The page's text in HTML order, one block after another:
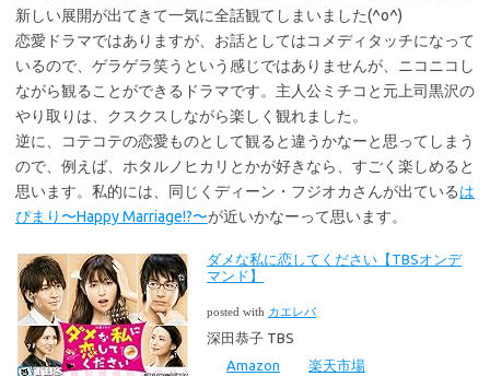
新しい展開が出てきて一気に全話観てしまいました(^o^)
恋愛ドラマではありますが、お話としてはコメディタッチになって
いるので、ゲラゲラ笑うという感じではありませんが、ニコニコし
ながら観ることができるドラマです。主人公ミチコと元上司黒沢の
やり取りは、クスクスしながら楽しく観れました。
逆に、コテコテの恋愛ものとして観ると違うかなーと思ってしまう
ので、例えば、ホタルノヒカリとかが好きなら、すごく楽しめると
思います。私的には、同じくディーン・フジオカさんが出ているは
ぴまり〜Happy Marriage!?〜が近いかなーって思います。
ダメな私に恋してください【TBSオンデ
マンド】
posted with カエレバ
深田恭子 TBS
Amazon
楽天市場